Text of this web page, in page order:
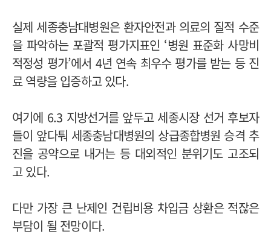
실제 세종충남대병원은 환자안전과 의료의 질적 수준
을 파악하는 포괄적 평가지표인 ‘병원 표준화 사망비
적정성 평가’에서 4년 연속 최우수 평가를 받는 등 진
료 역량을 입증하고 있다.
여기에 6.3 지방선거를 앞두고 세종시장 선거 후보자
들이 앞다퉈 세종충남대병원의 상급종합병원 승격 추
진을 공약으로 내거는 등 대외적인 분위기도 고조되
고 있다.
다만 가장 큰 난제인 건립비용 차입금 상환은 적잖은
부담이 될 전망이다.